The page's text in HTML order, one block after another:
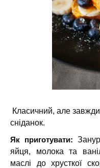
Класичний, але
сніданок.
Як приготувати:
яйця, молока та
маслі до хрусткої